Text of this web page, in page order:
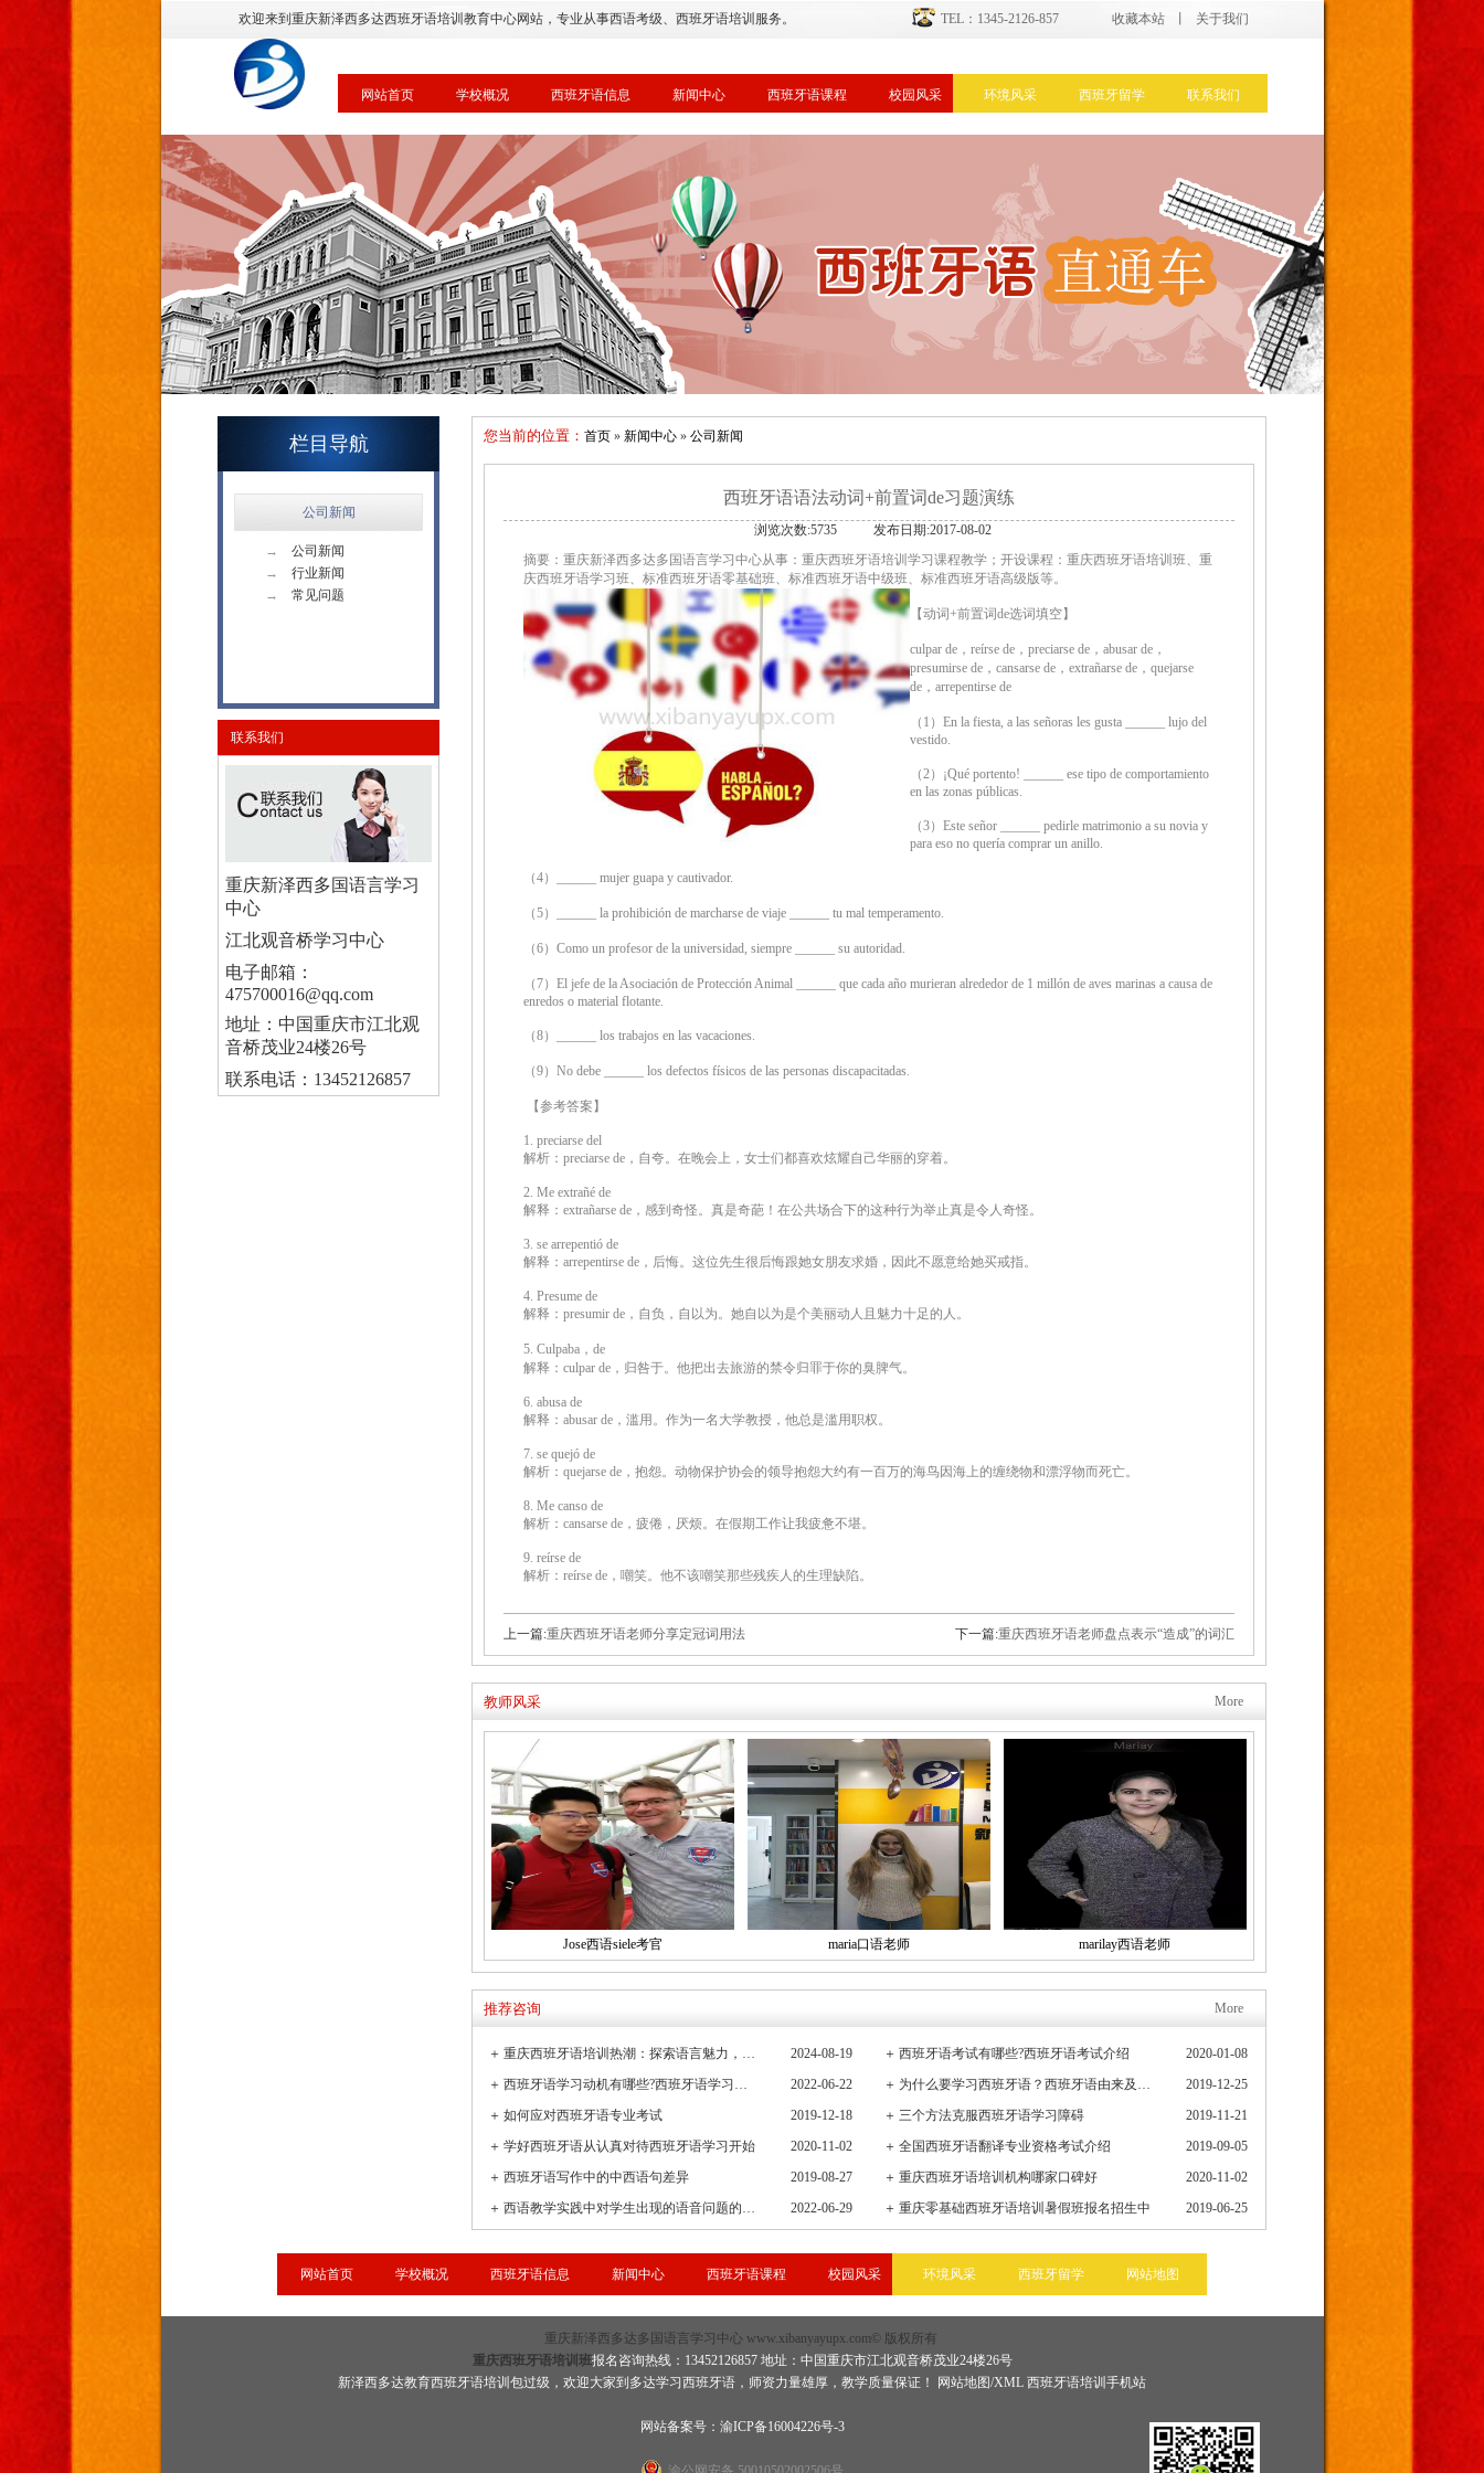
欢迎来到重庆新泽西多达西班牙语培训教育中心网站，专业从事西语考级、西班牙语培训服务。 收藏本站 关于我们
TEL：1345-2126-857
网站首页 学校概况 西班牙语信息 新闻中心 西班牙语课程 校园风采 环境风采 西班牙留学 联系我们
栏目导航
公司新闻
→
公司新闻
→
行业新闻
→
常见问题
联系我们
重庆新泽西多国语言学习
中心
江北观音桥学习中心
电子邮箱：
475700016@qq.com
地址：中国重庆市江北观
音桥茂业24楼26号
联系电话：13452126857
您当前的位置： 首页 » 新闻中心 » 公司新闻
西班牙语语法动词+前置词de习题演练
浏览次数:5735
发布日期:2017-08-02
摘要：重庆新泽西多达多国语言学习中心从事：重庆西班牙语培训学习课程教学；开设课程：重庆西班牙语培训班、重
庆西班牙语学习班、标准西班牙语零基础班、标准西班牙语中级班、标准西班牙语高级版等。
【动词+前置词de选词填空】
culpar de，reírse de，preciarse de，abusar de，
presumirse de，cansarse de，extrañarse de，quejarse
de，arrepentirse de
（1）En la fiesta, a las señoras les gusta ______ lujo del
vestido.
（2）¡Qué portento! ______ ese tipo de comportamiento
en las zonas públicas.
（3）Este señor ______ pedirle matrimonio a su novia y
para eso no quería comprar un anillo.
（4）______ mujer guapa y cautivador.
（5）______ la prohibición de marcharse de viaje ______ tu mal temperamento.
（6）Como un profesor de la universidad, siempre ______ su autoridad.
（7）El jefe de la Asociación de Protección Animal ______ que cada año murieran alrededor de 1 millón de aves marinas a causa de
enredos o material flotante.
（8）______ los trabajos en las vacaciones.
（9）No debe ______ los defectos físicos de las personas discapacitadas.
【参考答案】
1. preciarse del
解析：preciarse de，自夸。在晚会上，女士们都喜欢炫耀自己华丽的穿着。
2. Me extrañé de
解释：extrañarse de，感到奇怪。真是奇葩！在公共场合下的这种行为举止真是令人奇怪。
3. se arrepentió de
解释：arrepentirse de，后悔。这位先生很后悔跟她女朋友求婚，因此不愿意给她买戒指。
4. Presume de
解释：presumir de，自负，自以为。她自以为是个美丽动人且魅力十足的人。
5. Culpaba，de
解释：culpar de，归咎于。他把出去旅游的禁令归罪于你的臭脾气。
6. abusa de
解释：abusar de，滥用。作为一名大学教授，他总是滥用职权。
7. se quejó de
解析：quejarse de，抱怨。动物保护协会的领导抱怨大约有一百万的海鸟因海上的缠绕物和漂浮物而死亡。
8. Me canso de
解析：cansarse de，疲倦，厌烦。在假期工作让我疲惫不堪。
9. reírse de
解析：reírse de，嘲笑。他不该嘲笑那些残疾人的生理缺陷。
上一篇:重庆西班牙语老师分享定冠词用法 下一篇:重庆西班牙语老师盘点表示“造成”的词汇
教师风采 More
Jose西语siele考官 maria口语老师 marilay西语老师
推荐咨询 More
＋ 重庆西班牙语培训热潮：探索语言魅力，连接全球文化桥梁 2024-08-19 ＋ 西班牙语考试有哪些?西班牙语考试介绍
2020-01-08
＋
西班牙语学习动机有哪些?西班牙语学习重要性有哪些 2022-06-22 ＋ 为什么要学习西班牙语？西班牙语由来及发展史
2019-12-25
＋ 如何应对西班牙语专业考试 2019-12-18 ＋ 三个方法克服西班牙语学习障碍
2019-11-21
＋ 学好西班牙语从认真对待西班牙语学习开始 2020-11-02 ＋ 全国西班牙语翻译专业资格考试介绍
2019-09-05
＋ 西班牙语写作中的中西语句差异 2019-08-27 ＋ 重庆西班牙语培训机构哪家口碑好
2020-11-02
＋
西语教学实践中对学生出现的语音问题的观察与小结 2022-06-29 ＋ 重庆零基础西班牙语培训暑假班报名招生中 2019-06-25
网站首页 学校概况 西班牙语信息 新闻中心 西班牙语课程 校园风采 环境风采 西班牙留学 网站地图
重庆新泽西多达多国语言学习中心 www.xibanyayupx.com© 版权所有
重庆西班牙语培训班报名咨询热线：13452126857 地址：中国重庆市江北观音桥茂业24楼26号
新泽西多达教育西班牙语培训包过级，欢迎大家到多达学习 西班牙语 ，师资力量雄厚，教学质量保证！ 网站地图/XML 西班牙语培训手机站
网站备案号：渝ICP备16004226号-3